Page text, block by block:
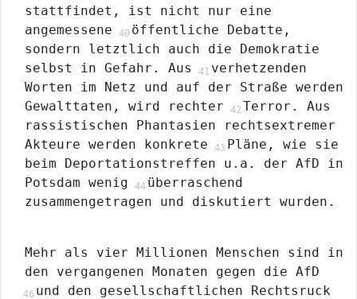
stattfindet, ist nicht nur eine
angemessene
öffentliche Debatte,
sondern letztlich auch die Demokratie
selbst in Gefahr. Aus
verhetzenden
Worten im Netz und auf der Straße werden
Gewalttaten, wird rechter
Terror. Aus
rassistischen Phantasien rechtsextremer
Akteure werden konkrete
Pläne, wie sie
beim Deportationstreffen u.a. der AfD in
Potsdam wenig
überraschend
zusammengetragen und diskutiert wurden.
Mehr als vier Millionen Menschen sind in
den vergangenen Monaten gegen die AfD
und den gesellschaftlichen Rechtsruck